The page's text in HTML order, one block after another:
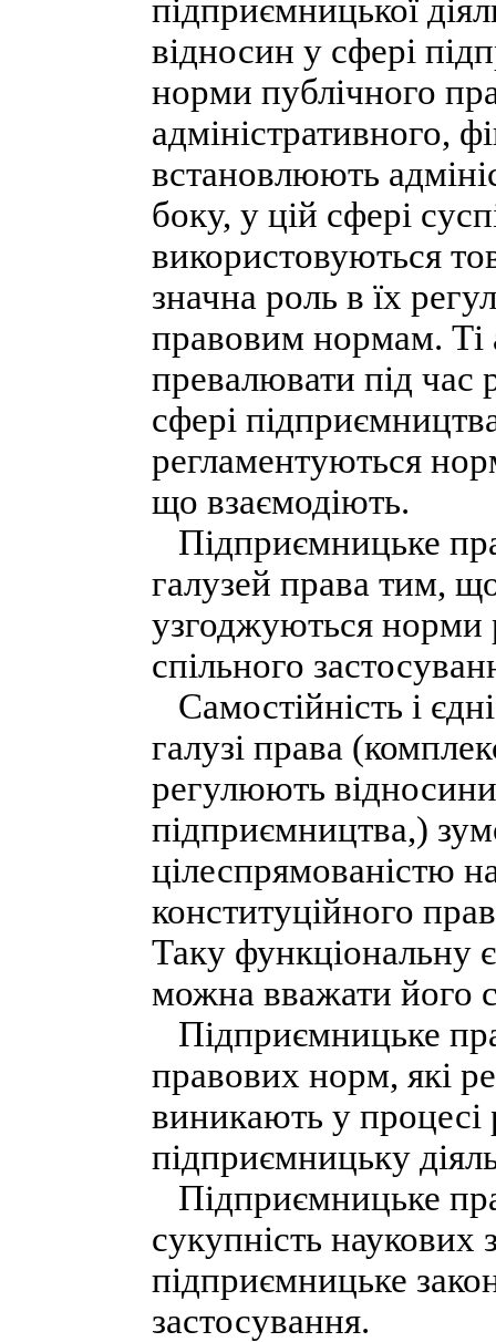
підприємницької
відносин у сфері
норми публічного
адміністративного,
встановлюють
боку, у цій сфері
використовуються
значна роль в їх
правовим нормам.
превалювати під час
сфері
регламентуються
що взаємодіють.
Підприємницьке
галузей права тим,
узгоджуються норми
спільного
Самостійність і
галузі права
регулюють
підприємництва,)
цілеспрямованістю
конституційного
Таку функціональну
можна вважати його
Підприємницьке
правових норм, які
виникають у процесі
підприємницьку
Підприємницьке
сукупність
підприємницьке
застосування.